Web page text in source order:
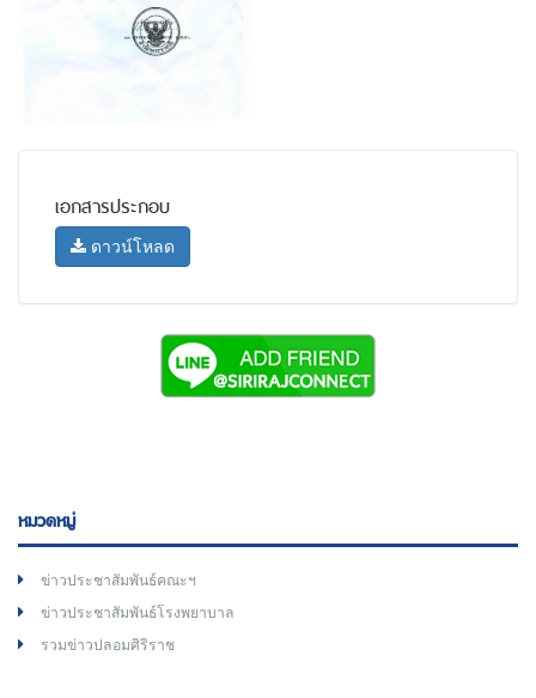
เอกสารประกอบ
ดาวน์โหลด
หมวดหมู่
ข่าวประชาสัมพันธ์คณะฯ
ข่าวประชาสัมพันธ์โรงพยาบาล
รวมข่าวปลอมศิริราช